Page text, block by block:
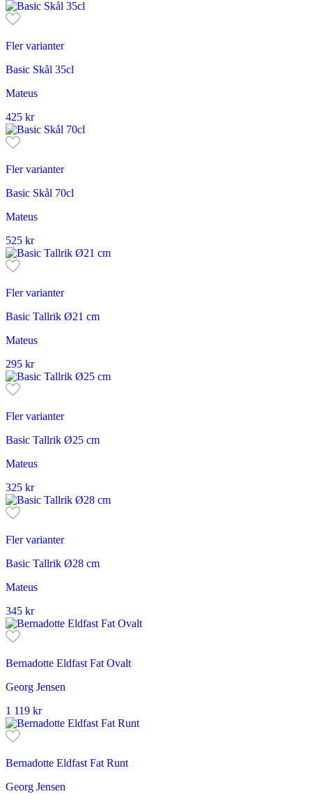
Fler varianter
Basic Skål 35cl
Mateus
425 kr
Fler varianter
Basic Skål 70cl
Mateus
525 kr
Fler varianter
Basic Tallrik Ø21 cm
Mateus
295 kr
Fler varianter
Basic Tallrik Ø25 cm
Mateus
325 kr
Fler varianter
Basic Tallrik Ø28 cm
Mateus
345 kr
Bernadotte Eldfast Fat Ovalt
Georg Jensen
1 119 kr
Bernadotte Eldfast Fat Runt
Georg Jensen